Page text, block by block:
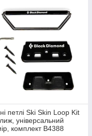
петлі Ski Skin Loop Kit
універсальний
комплект B4388